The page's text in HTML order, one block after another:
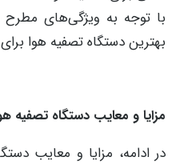
با توجه به ویژگی‌های مطرح
بهترین دستگاه تصفیه هوا برای
مزایا و معایب دستگاه‌ تصفیه
در ادامه، مزایا و معایب